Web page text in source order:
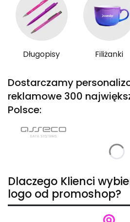
Długopisy Filiżanki
Dostarczamy
reklamowe 300
Polsce:
Dlaczego Klienci
logo od promoshop?